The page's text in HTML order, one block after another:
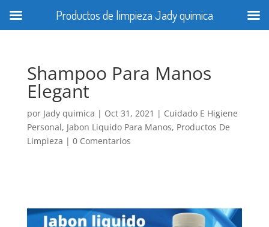
Shampoo Para Manos
Elegant
por Jady quimica | Oct 31, 2021 | Cuidado E Higiene
Personal, Jabon Liquido Para Manos, Productos De
Limpieza | 0 Comentarios
Productos de limpieza Jady quimica